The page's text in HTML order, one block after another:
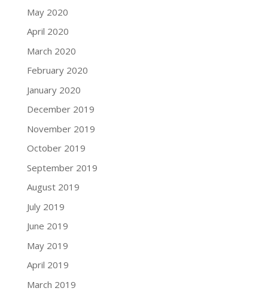
May 2020
April 2020
March 2020
February 2020
January 2020
December 2019
November 2019
October 2019
September 2019
August 2019
July 2019
June 2019
May 2019
April 2019
March 2019